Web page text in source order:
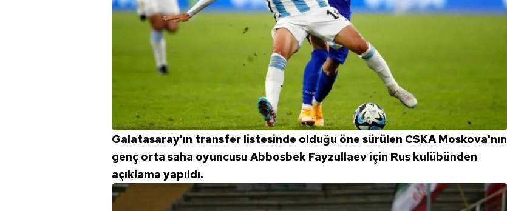
Galatasaray'ın transfer listesinde olduğu öne sürülen CSKA Moskova'nın
genç orta saha oyuncusu Abbosbek Fayzullaev için Rus kulübünden
açıklama yapıldı.